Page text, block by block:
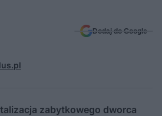
Dodaj do Google
zabytkowego dworca